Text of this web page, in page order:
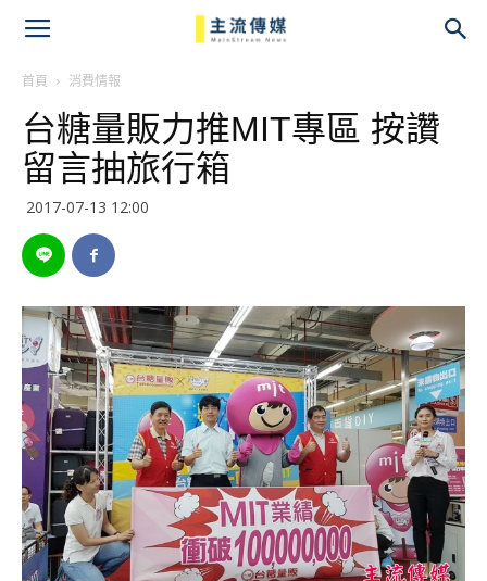
首頁 消費情報
台糖量販力推MIT專區 按讚
留言抽旅行箱
2017-07-13 12:00